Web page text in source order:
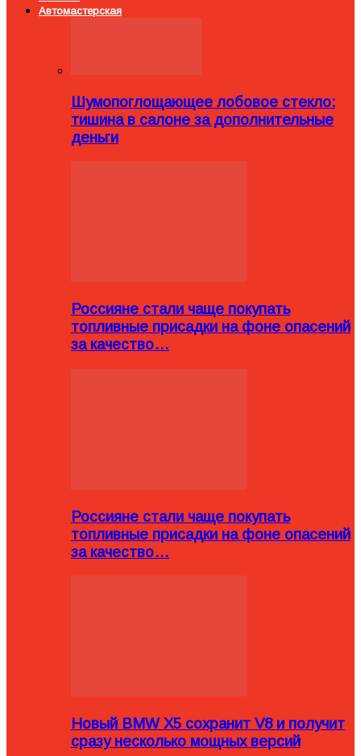
Автомастерская
Шумопоглощающее лобовое стекло:
тишина в салоне за дополнительные
деньги
Россияне стали чаще покупать
топливные присадки на фоне опасений
за качество…
Россияне стали чаще покупать
топливные присадки на фоне опасений
за качество…
Новый BMW X5 сохранит V8 и получит
сразу несколько мощных версий